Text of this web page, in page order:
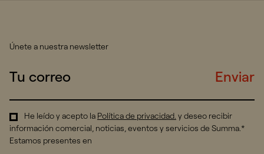
Únete a nuestra newsletter
Enviar
He leído y acepto la Política de privacidad. y deseo recibir
información comercial, noticias, eventos y servicios de Summa.*
Estamos presentes en